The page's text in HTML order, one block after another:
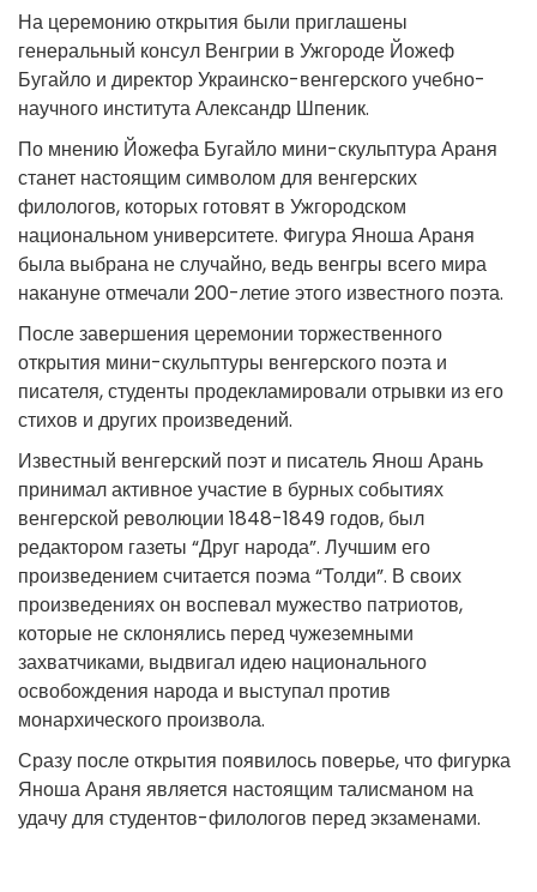
На церемонию открытия были приглашены
генеральный консул Венгрии в Ужгороде Йожеф
Бугайло и директор Украинско-венгерского учебно-
научного института Александр Шпеник.
По мнению Йожефа Бугайло мини-скульптура Араня
станет настоящим символом для венгерских
филологов, которых готовят в Ужгородском
национальном университете. Фигура Яноша Араня
была выбрана не случайно, ведь венгры всего мира
накануне отмечали 200-летие этого известного поэта.
После завершения церемонии торжественного
открытия мини-скульптуры венгерского поэта и
писателя, студенты продекламировали отрывки из его
стихов и других произведений.
Известный венгерский поэт и писатель Янош Арань
принимал активное участие в бурных событиях
венгерской революции 1848-1849 годов, был
редактором газеты “Друг народа”. Лучшим его
произведением считается поэма “Толди”. В своих
произведениях он воспевал мужество патриотов,
которые не склонялись перед чужеземными
захватчиками, выдвигал идею национального
освобождения народа и выступал против
монархического произвола.
Сразу после открытия появилось поверье, что фигурка
Яноша Араня является настоящим талисманом на
удачу для студентов-филологов перед экзаменами.